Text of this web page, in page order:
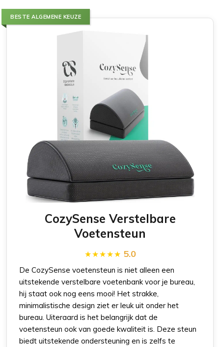
BESTE ALGEMENE KEUZE
CozySense Verstelbare
Voetensteun
5.0
De CozySense voetensteun is niet alleen een
uitstekende verstelbare voetenbank voor je bureau,
hij staat ook nog eens mooi! Het strakke,
minimalistische design ziet er leuk uit onder het
bureau. Uiteraard is het belangrijk dat de
voetensteun ook van goede kwaliteit is. Deze steun
biedt uitstekende ondersteuning en is zelfs te